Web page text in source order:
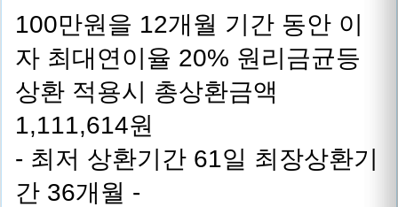
100만원을 12개월 기간 동안 이
자 최대연이율 20% 원리금균등
상환 적용시 총상환금액
1,111,614원
- 최저 상환기간 61일 최장상환기
간 36개월 -